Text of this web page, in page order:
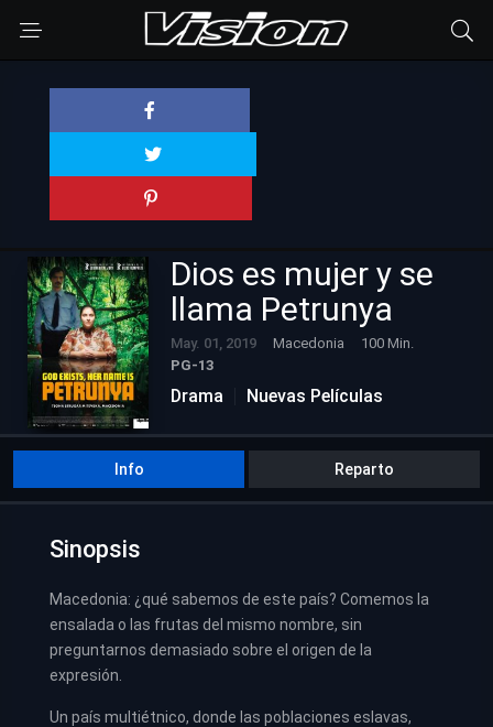
Dios es mujer y se
llama Petrunya
May. 01, 2019 Macedonia
100 Min.
PG-13
Drama Nuevas Películas
Info Reparto
Sinopsis
Macedonia: ¿qué sabemos de este país? Comemos la
ensalada o las frutas del mismo nombre, sin
preguntarnos demasiado sobre el origen de la
expresión.
Un país multiétnico, donde las poblaciones eslavas,